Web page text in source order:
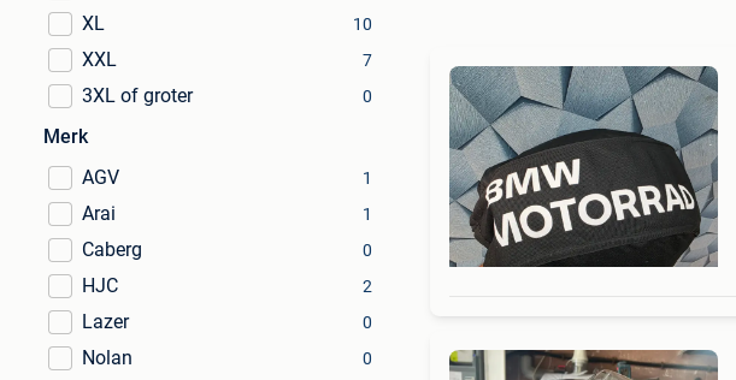
XL 10
XXL 7
3XL of groter 0
Merk
AGV
1
Arai 1
Caberg 0
HJC 2
Lazer 0
Nolan 0